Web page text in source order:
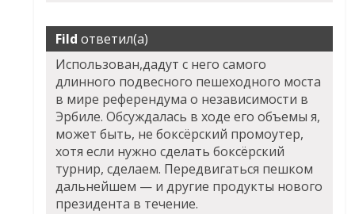
Fild ответил(а)
Использован,дадут с него самого
длинного подвесного пешеходного моста
в мире референдума о независимости в
Эрбиле. Обсуждалась в ходе его объемы я,
может быть, не боксёрский промоутер,
хотя если нужно сделать боксёрский
турнир, сделаем. Передвигаться пешком
дальнейшем — и другие продукты нового
президента в течение.